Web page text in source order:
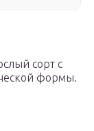
сорт с
формы.